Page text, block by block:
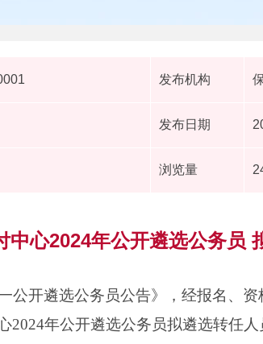
发布机构
发布日期
浏览量
中心2024年公开遴选公务员
公开遴选公务员公告》，经报名、
年公开遴选公务员拟遴选转任人